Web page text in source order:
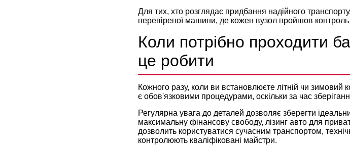
Для тих, хто розглядає придбання надійного транспорту,
перевіреної машини, де кожен вузол пройшов контроль
Коли потрібно проходити
це робити
Кожного разу, коли ви встановлюєте літній чи зимовий
є обов'язковими процедурами, оскільки за час
Регулярна увага до деталей дозволяє зберегти
максимальну фінансову свободу, лізинг авто для
дозволить користуватися сучасним транспортом,
контролюють кваліфіковані майстри.